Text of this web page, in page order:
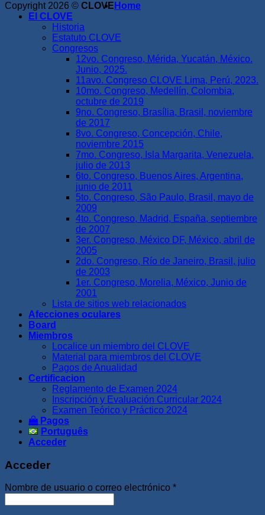
Copyright 2026 © CLOVE Home
El CLOVE
Historia
Estatuto CLOVE
Congresos
12vo. Congreso, Mérida, Yucatán, México.
Junio, 2025.
11avo. Congreso CLOVE Lima, Perú, 2023.
10mo. Congreso, Medellín, Colombia,
octubre de 2019
9no. Congreso, Brasília, Brasil, noviembre
de 2017
8vo. Congreso, Concepción, Chile,
noviembre 2015
7mo. Congreso, Isla Margarita, Venezuela,
julio de 2013
6to. Congreso, Buenos Aires, Argentina,
junio de 2011
5to. Congreso, São Paulo, Brasil, mayo de
2009
4to. Congreso, Madrid, España, septiembre
de 2007
3er. Congreso, México DF, México, abril de
2005
2do. Congreso, Río de Janeiro, Brasil, julio
de 2003
1er. Congreso, Morelia, México, Junio de
2001
Lista de sitios web relacionados
Afecciones oculares
Board
Miembros
Localice un miembro del CLOVE
Material para miembros del CLOVE
Pagos de Anualidad
Certificacion
Reglamento de Examen 2024
Inscripción y Evaluación Curricular 2024
Examen Teórico y Práctico 2024
Pagos
Português
Acceder
Acceder
Nombre de usuario o correo electrónico *Obligatorio